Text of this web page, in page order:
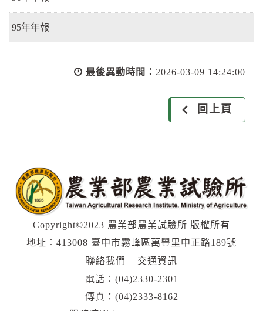
95年年報
最後異動時間： 2026-03-09 14:24:00
回上頁
Copyright©2023 農業部農業試驗所 版權所有
地址︰413008 臺中市霧峰區萬豐里中正路189號
聯絡我們
交通資訊
電話︰ (04)2330-2301
傳真：(04)2333-8162